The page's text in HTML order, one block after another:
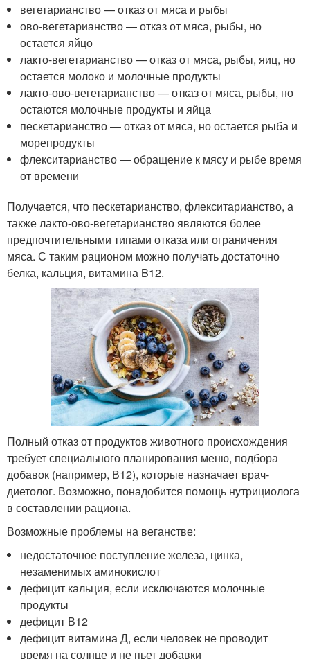
вегетарианство — отказ от мяса и рыбы
ово-вегетарианство — отказ от мяса, рыбы, но
остается яйцо
лакто-вегетарианство — отказ от мяса, рыбы, яиц, но
остается молоко и молочные продукты
лакто-ово-вегетарианство — отказ от мяса, рыбы, но
остаются молочные продукты и яйца
пескетарианство — отказ от мяса, но остается рыба и
морепродукты
флекситарианство — обращение к мясу и рыбе время
от времени
Получается, что пескетарианство, флекситарианство, а
также лакто-ово-вегетарианство являются более
предпочтительными типами отказа или ограничения
мяса. С таким рационом можно получать достаточно
белка, кальция, витамина B12.
Полный отказ от продуктов животного происхождения
требует специального планирования меню, подбора
добавок (например, В12), которые назначает врач-
диетолог. Возможно, понадобится помощь нутрициолога
в составлении рациона.
Возможные проблемы на веганстве:
недостаточное поступление железа, цинка,
незаменимых аминокислот
дефицит кальция, если исключаются молочные
продукты
дефицит В12
дефицит витамина Д, если человек не проводит
время на солнце и не пьет добавки